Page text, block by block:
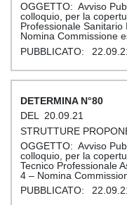
Avviso
colloquio, per la
Professionale Sanitario
Nomina Commissione
80
20.09.21
Avviso
colloquio, per la
Tecnico Professionale
4 – Nomina